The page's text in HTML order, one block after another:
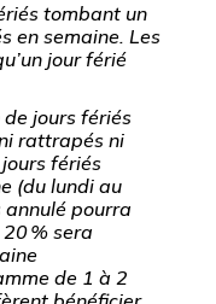
tombant un
en semaine. Les
jour férié
jours fériés
rattrapés ni
fériés
(du lundi au
annulé pourra
20% sera
de 1 à 2